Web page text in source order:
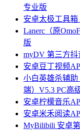
专业版
安卓太极工具箱
Lanerc（原
版
myDV 第三方抖
安卓豆丁视频
小白英雄杀辅助
端）V5.3 PC高
安卓柠檬音乐
安卓米禾阅读
MyBilibili 安卓